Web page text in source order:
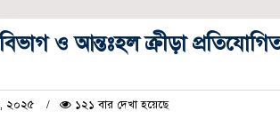
ও আন্তঃহল ক্রীড়া
২০২৫ ১২১ বার দেখা হয়েছে